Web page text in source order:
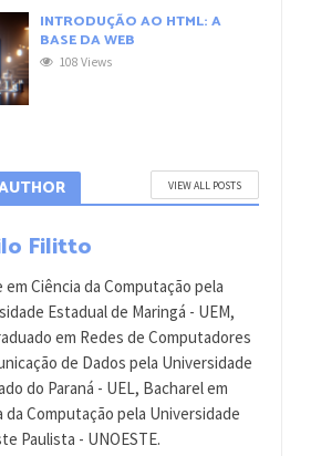
INTRODUÇÃO AO HTML: A
BASE DA WEB
108 Views
VIEW ALL POSTS
Filitto
em Ciência da Computação pela
Estadual de Maringá - UEM,
em Redes de Computadores
de Dados pela Universidade
do Paraná - UEL, Bacharel em
da Computação pela Universidade
Paulista - UNOESTE.